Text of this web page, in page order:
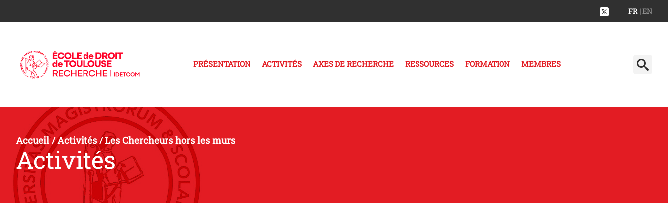
FR | EN
PRÉSENTATION ACTIVITÉS AXES DE RECHERCHE RESSOURCES FORMATION MEMBRES
Accueil/Activités/Les Chercheurs hors les murs
Activités